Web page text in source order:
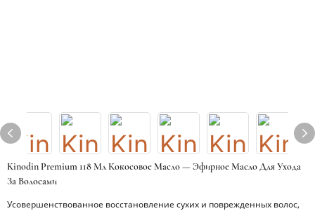
Kinodin Premium 118 Мл Кокосовое Масло — Эфирное Масло Для Ухода
За Волосами
Усовершенствованное восстановление сухих и поврежденных волос,